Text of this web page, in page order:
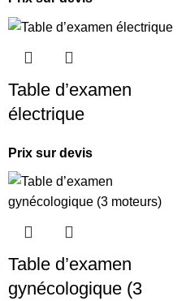
Table d’examen
électrique
Prix sur devis
Table d’examen
gynécologique (3